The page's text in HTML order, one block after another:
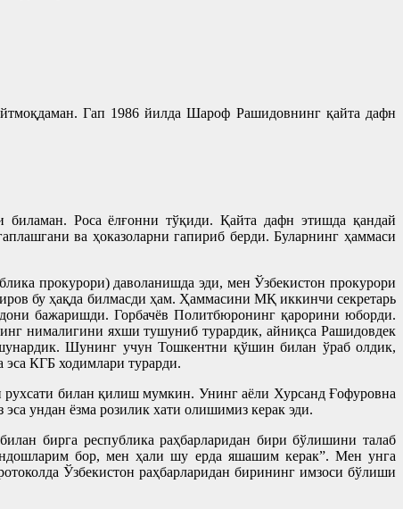
Гап 1986 йилда Шароф Рашидовнинг қайта дафн
Роса ёлғонни тўқиди. Қайта дафн этишда қандай
ва ҳоказоларни гапириб берди. Буларнинг ҳаммаси
прокурори) даволанишда эди, мен Ўзбекистон прокурори
бу ҳақда билмасди ҳам. Ҳаммасини МҚ иккинчи секретарь
бажаришди. Горбачёв Политбюронинг қарорини юборди.
нималигини яхши тушуниб турардик, айниқса Рашидовдек
Шунинг учун Тошкентни қўшин билан ўраб олдик,
эса КГБ ходимлари турарди.
рухсати билан қилиш мумкин. Унинг аёли Хурсанд Ғофуровна
ундан ёзма розилик хати олишимиз керак эди.
бирга республика раҳбарларидан бири бўлишини талаб
бор, мен ҳали шу ерда яшашим керак”. Мен унга
Ўзбекистон раҳбарларидан бирининг имзоси бўлиши